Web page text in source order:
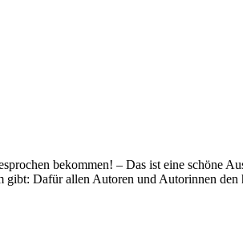
bekommen! – Das ist eine schöne
gibt: Dafür allen Autoren und Autorinnen